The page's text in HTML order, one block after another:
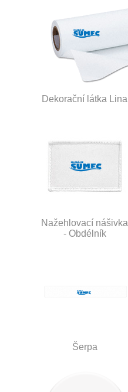
Dekorační látka Lina
Nažehlovací nášivka
- Obdélník
Šerpa